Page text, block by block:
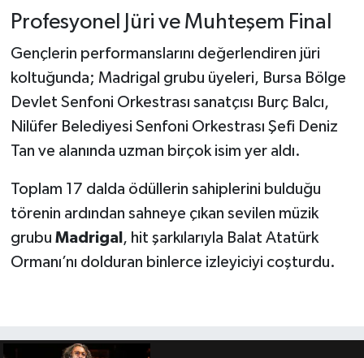
Profesyonel Jüri ve Muhteşem Final
Gençlerin performanslarını değerlendiren jüri
koltuğunda; Madrigal grubu üyeleri, Bursa Bölge
Devlet Senfoni Orkestrası sanatçısı Burç Balcı,
Nilüfer Belediyesi Senfoni Orkestrası Şefi Deniz
Tan ve alanında uzman birçok isim yer aldı.
Toplam 17 dalda ödüllerin sahiplerini bulduğu
törenin ardından sahneye çıkan sevilen müzik
grubu Madrigal , hit şarkılarıyla Balat Atatürk
Ormanı’nı dolduran binlerce izleyiciyi coşturdu.